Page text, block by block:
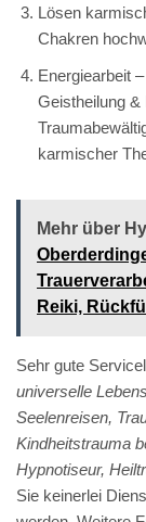
Lösen
Chakren
Energiearbeit
Geistheilung &
karmischer
Mehr über
Reiki,
Sehr gute
universelle
Seelenreisen,
Kindheitstrauma
Hypnotiseur,
Sie keinerlei